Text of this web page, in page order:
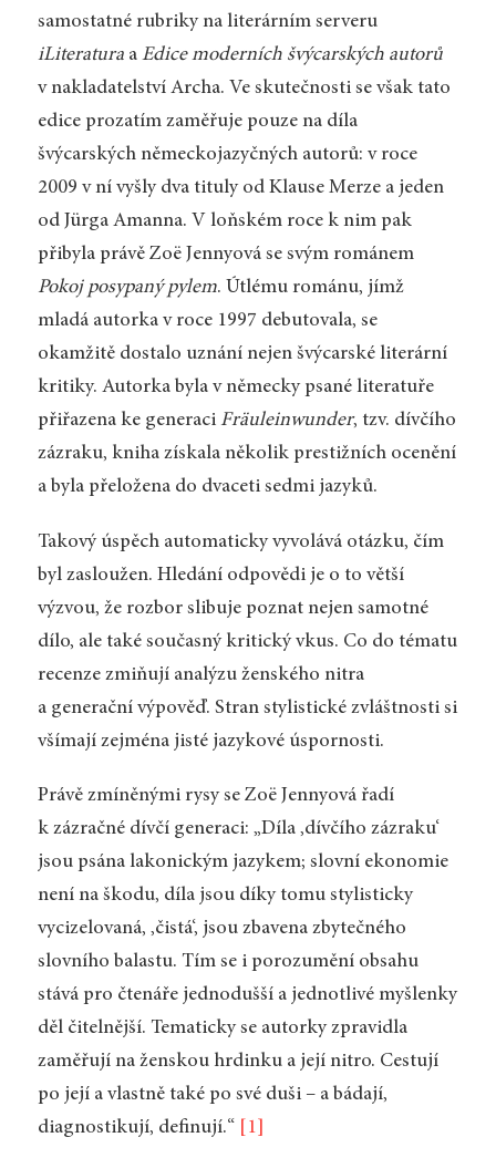
samostatné rubriky na literárním serveru
iLiteraturaa Edice moderních švýcarských autorů
v nakladatelství Archa. Ve skutečnosti se však tato
edice prozatím zaměřuje pouze na díla
švýcarských německojazyčných autorů: v roce
2009 v ní vyšly dva tituly od Klause Merze a jeden
od Jürga Amanna. V loňském roce k nim pak
přibyla právě Zoë Jennyová se svým románem
Pokoj posypaný pylem. Útlému románu, jímž
mladá autorka v roce 1997 debutovala, se
okamžitě dostalo uznání nejen švýcarské literární
kritiky. Autorka byla v německy psané literatuře
přiřazena ke generaci Fräuleinwunder, tzv. dívčího
zázraku, kniha získala několik prestižních ocenění
a byla přeložena do dvaceti sedmi jazyků.
Takový úspěch automaticky vyvolává otázku, čím
byl zasloužen. Hledání odpovědi je o to větší
výzvou, že rozbor slibuje poznat nejen samotné
dílo, ale také současný kritický vkus. Co do tématu
recenze zmiňují analýzu ženského nitra
a generační výpověď. Stran stylistické zvláštnosti si
všímají zejména jisté jazykové úspornosti.
Právě zmíněnými rysy se Zoë Jennyová řadí
k zázračné dívčí generaci: „Díla ‚dívčího zázraku‘
jsou psána lakonickým jazykem; slovní ekonomie
není na škodu, díla jsou díky tomu stylisticky
vycizelovaná, ‚čistá‘, jsou zbavena zbytečného
slovního balastu. Tím se i porozumění obsahu
stává pro čtenáře jednodušší a jednotlivé myšlenky
děl čitelnější. Tematicky se autorky zpravidla
zaměřují na ženskou hrdinku a její nitro. Cestují
po její a vlastně také po své duši – a bádají,
diagnostikují, definují.“
[1]